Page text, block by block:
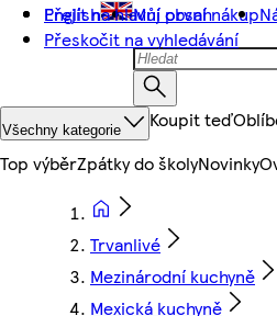
Přejít na hlavní obsah
Přeskočit na vyhledávání
English Můj první nákup
Všechny kategorie Koupit teď
Top výběrZpátky do školyNovinky
Trvanlivé
Mezinárodní kuchyně
Mexická kuchyně